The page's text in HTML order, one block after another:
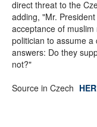
direct threat to the
adding, "Mr.
acceptance of
politician to assume
answers: Do they
not?"
Source in Czech